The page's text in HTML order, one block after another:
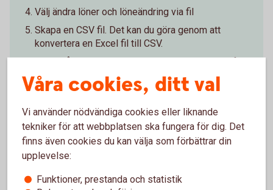
Välj ändra löner och löneändring via fil
Skapa en CSV fil. Det kan du göra genom att
konvertera en Excel fil till CSV.
Filen måste ha separata kolumner och rubriker för:
personnummer, ny årslön och datum när lönen börjar
gälla.
Kontrollera att allting stämmer och signera direkt i
internetbanken.
Logga in och ändra lön med
Våra cookies, ditt val
Vi använder nödvändiga cookies eller liknande
tekniker för att webbplatsen ska fungera för dig. Det
finns även cookies du kan välja som förbättrar din
upplevelse:
Funktioner, prestanda och statistik